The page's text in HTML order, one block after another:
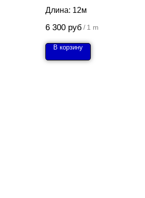
Длина: 12м
6 300 руб / 1 m
В корзину